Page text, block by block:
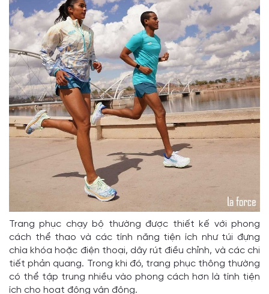
Trang phục chạy bộ thường được thiết kế với phong
cách thể thao và các tính năng tiện ích như túi đựng
chìa khóa hoặc điện thoại, dây rút điều chỉnh, và các chi
tiết phản quang. Trong khi đó, trang phục thông thường
có thể tập trung nhiều vào phong cách hơn là tính tiện
ích cho hoạt động vận động.